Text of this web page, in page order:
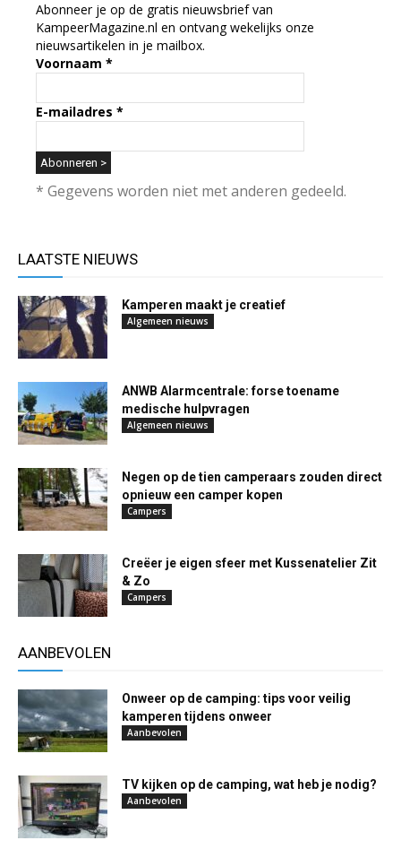
Abonneer je op de gratis nieuwsbrief van
KampeerMagazine.nl en ontvang wekelijks onze
nieuwsartikelen in je mailbox.
Voornaam *
E-mailadres *
* Gegevens worden niet met anderen gedeeld.
LAATSTE NIEUWS
Kamperen maakt je creatief
Algemeen nieuws
ANWB Alarmcentrale: forse toename
medische hulpvragen
Algemeen nieuws
Negen op de tien camperaars zouden direct
opnieuw een camper kopen
Campers
Creëer je eigen sfeer met Kussenatelier Zit
& Zo
Campers
AANBEVOLEN
Onweer op de camping: tips voor veilig
kamperen tijdens onweer
Aanbevolen
TV kijken op de camping, wat heb je nodig?
Aanbevolen